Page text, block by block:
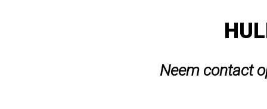
Neem contact